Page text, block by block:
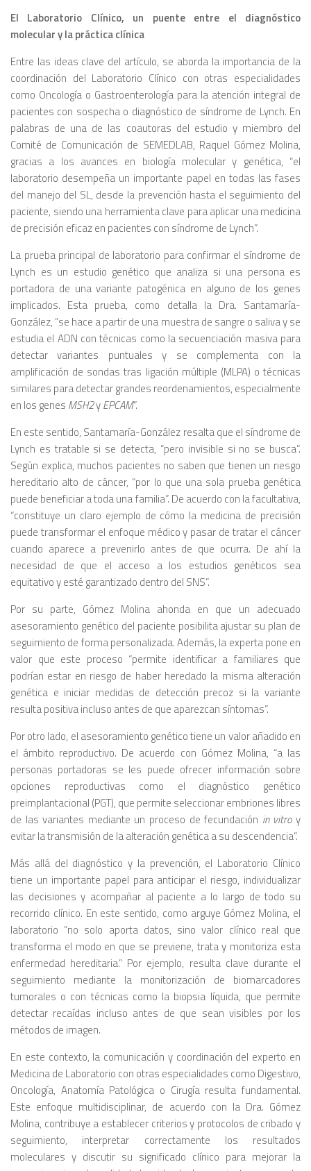
El Laboratorio Clínico, un puente entre el diagnóstico
molecular y la práctica clínica
Entre las ideas clave del artículo, se aborda la importancia de la
coordinación del Laboratorio Clínico con otras especialidades
como Oncología o Gastroenterología para la atención integral de
pacientes con sospecha o diagnóstico de síndrome de Lynch. En
palabras de una de las coautoras del estudio y miembro del
Comité de Comunicación de SEMEDLAB, Raquel Gómez Molina,
gracias a los avances en biología molecular y genética, “el
laboratorio desempeña un importante papel en todas las fases
del manejo del SL, desde la prevención hasta el seguimiento del
paciente, siendo una herramienta clave para aplicar una medicina
de precisión eficaz en pacientes con síndrome de Lynch”.
La prueba principal de laboratorio para confirmar el síndrome de
Lynch es un estudio genético que analiza si una persona es
portadora de una variante patogénica en alguno de los genes
implicados. Esta prueba, como detalla la Dra. Santamaría-
González, “se hace a partir de una muestra de sangre o saliva y se
estudia el ADN con técnicas como la secuenciación masiva para
detectar variantes puntuales y se complementa con la
amplificación de sondas tras ligación múltiple (MLPA) o técnicas
similares para detectar grandes reordenamientos, especialmente
en los genes MSH2yEPCAM”.
En este sentido, Santamaría-González resalta que el síndrome de
Lynch es tratable si se detecta, “pero invisible si no se busca”.
Según explica, muchos pacientes no saben que tienen un riesgo
hereditario alto de cáncer, “por lo que una sola prueba genética
puede beneficiar a toda una familia”. De acuerdo con la facultativa,
“constituye un claro ejemplo de cómo la medicina de precisión
puede transformar el enfoque médico y pasar de tratar el cáncer
cuando aparece a prevenirlo antes de que ocurra. De ahí la
necesidad de que el acceso a los estudios genéticos sea
equitativo y esté garantizado dentro del SNS”.
Por su parte, Gómez Molina ahonda en que un adecuado
asesoramiento genético del paciente posibilita ajustar su plan de
seguimiento de forma personalizada. Además, la experta pone en
valor que este proceso “permite identificar a familiares que
podrían estar en riesgo de haber heredado la misma alteración
genética e iniciar medidas de detección precoz si la variante
resulta positiva incluso antes de que aparezcan síntomas”.
Por otro lado, el asesoramiento genético tiene un valor añadido en
el ámbito reproductivo. De acuerdo con Gómez Molina, “a las
personas portadoras se les puede ofrecer información sobre
opciones reproductivas como el diagnóstico genético
preimplantacional (PGT), que permite seleccionar embriones libres
de las variantes mediante un proceso de fecundación in vitroy
evitar la transmisión de la alteración genética a su descendencia”.
Más allá del diagnóstico y la prevención, el Laboratorio Clínico
tiene un importante papel para anticipar el riesgo, individualizar
las decisiones y acompañar al paciente a lo largo de todo su
recorrido clínico. En este sentido, como arguye Gómez Molina, el
laboratorio “no solo aporta datos, sino valor clínico real que
transforma el modo en que se previene, trata y monitoriza esta
enfermedad hereditaria.” Por ejemplo, resulta clave durante el
seguimiento mediante la monitorización de biomarcadores
tumorales o con técnicas como la biopsia líquida, que permite
detectar recaídas incluso antes de que sean visibles por los
métodos de imagen.
En este contexto, la comunicación y coordinación del experto en
Medicina de Laboratorio con otras especialidades como Digestivo,
Oncología, Anatomía Patológica o Cirugía resulta fundamental.
Este enfoque multidisciplinar, de acuerdo con la Dra. Gómez
Molina, contribuye a establecer criterios y protocolos de cribado y
seguimiento, interpretar correctamente los resultados
moleculares y discutir su significado clínico para mejorar la